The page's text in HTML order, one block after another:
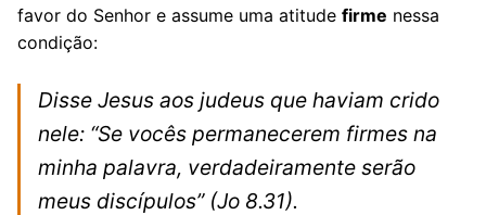
favor do Senhor e assume uma atitude firme nessa
condição:
Disse Jesus aos judeus que haviam crido
nele: “Se vocês permanecerem firmes na
minha palavra, verdadeiramente serão
meus discípulos” (Jo 8.31).